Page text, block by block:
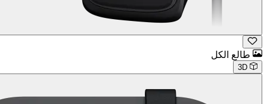
طالع الكل
3D